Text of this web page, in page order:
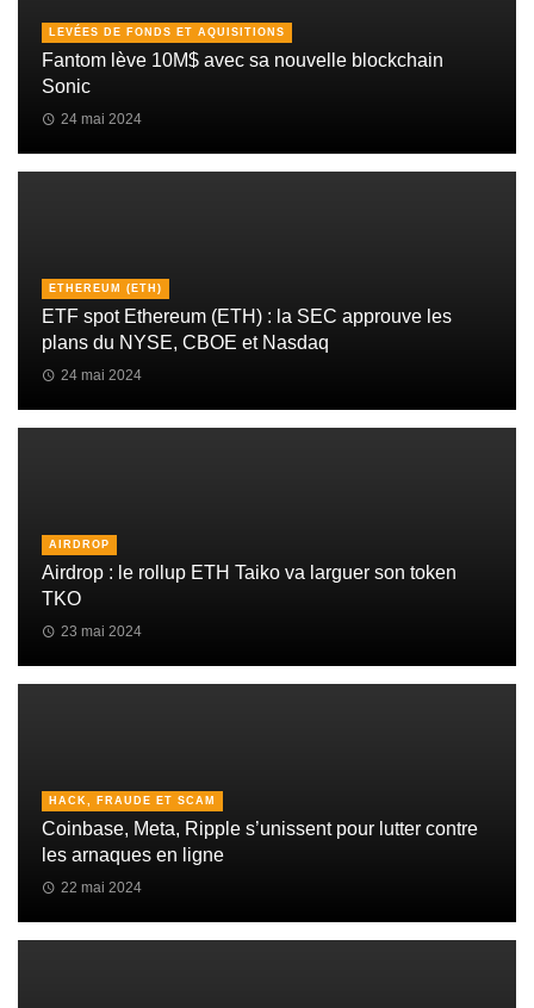
LEVÉES DE FONDS ET AQUISITIONS
Fantom lève 10M$ avec sa nouvelle blockchain
Sonic
24 mai 2024
ETHEREUM (ETH)
ETF spot Ethereum (ETH) : la SEC approuve les
plans du NYSE, CBOE et Nasdaq
24 mai 2024
AIRDROP
Airdrop : le rollup ETH Taiko va larguer son token
TKO
23 mai 2024
HACK, FRAUDE ET SCAM
Coinbase, Meta, Ripple s’unissent pour lutter contre
les arnaques en ligne
22 mai 2024